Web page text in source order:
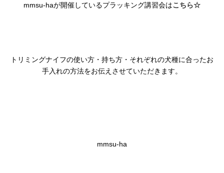
mmsu-haが開催しているプラッキング講習会はこちら☆
トリミングナイフの使い方・持ち方・それぞれの犬種に合ったお
手入れの方法をお伝えさせていただきます。
mmsu-ha